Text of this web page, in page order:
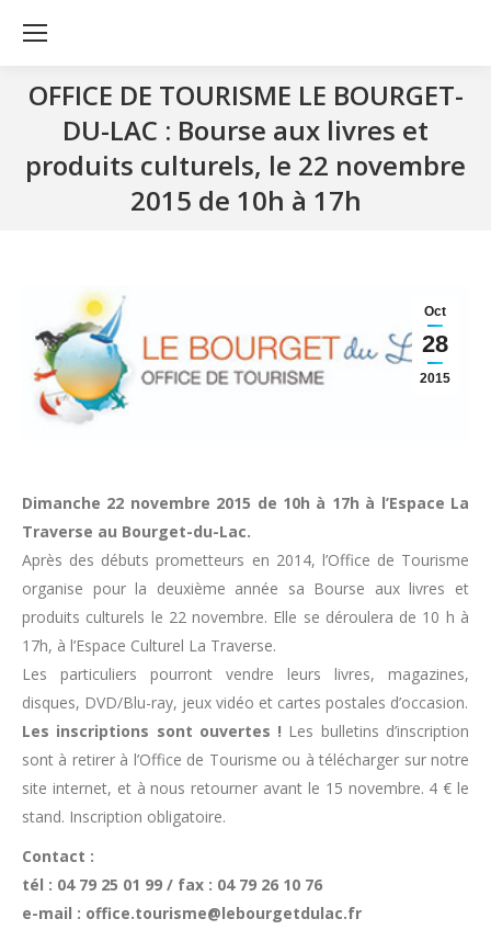
OFFICE DE TOURISME LE BOURGET-
DU-LAC : Bourse aux livres et
produits culturels, le 22 novembre
2015 de 10h à 17h
Oct
28
2015
Dimanche 22 novembre 2015 de 10h à 17h à l’Espace La
Traverse au Bourget-du-Lac.
Après des débuts prometteurs en 2014, l’Office de Tourisme
organise pour la deuxième année sa Bourse aux livres et
produits culturels le 22 novembre. Elle se déroulera de 10 h à
17h, à l’Espace Culturel La Traverse.
Les particuliers pourront vendre leurs livres, magazines,
disques, DVD/Blu-ray, jeux vidéo et cartes postales d’occasion.
Les inscriptions sont ouvertes ! Les bulletins d’inscription
sont à retirer à l’Office de Tourisme ou à télécharger sur notre
site internet, et à nous retourner avant le 15 novembre. 4 € le
stand. Inscription obligatoire.
Contact :
tél : 04 79 25 01 99 / fax : 04 79 26 10 76
e-mail : office.tourisme@lebourgetdulac.fr